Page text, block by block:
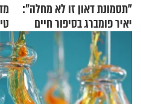
"תסמונת דאון זו לא מחלה":
יאיר פומברג בסיפור חיים
מעורר השראה